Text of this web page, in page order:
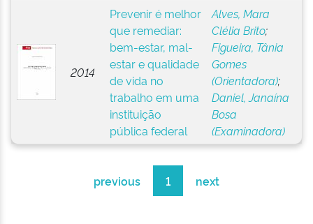
2014
Prevenir é melhor
que remediar:
bem-estar, mal-
estar e qualidade
de vida no
trabalho em uma
instituição
pública federal
Alves, Mara
Clélia Brito;
Figueira, Tânia
Gomes
(Orientadora);
Daniel, Janaína
Bosa
(Examinadora)
previous 1 next